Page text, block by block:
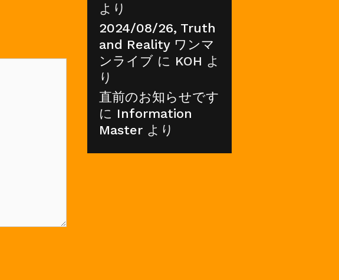
より
2024/08/26, Truth
and Reality ワンマ
ンライブ に KOH よ
り
直前のお知らせです
に Information
Master より